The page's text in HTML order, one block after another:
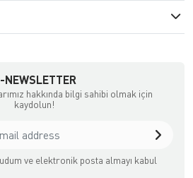
NEWSLETTER
hakkında bilgi sahibi olmak için
kaydolun!
ve elektronik posta almayı kabul